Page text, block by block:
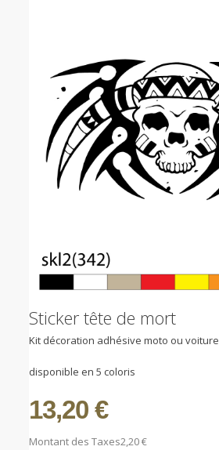
Sticker tête de mort
Kit décoration adhésive moto ou voiture
disponible en 5 coloris
13,20 €
Montant des Taxes2,20 €